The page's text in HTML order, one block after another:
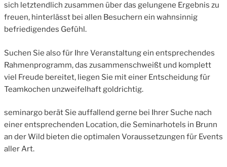
sich letztendlich zusammen über das gelungene Ergebnis zu
freuen, hinterlässt bei allen Besuchern ein wahnsinnig
befriedigendes Gefühl.
Suchen Sie also für Ihre Veranstaltung ein entsprechendes
Rahmenprogramm, das zusammenschweißt und komplett
viel Freude bereitet, liegen Sie mit einer Entscheidung für
Teamkochen unzweifelhaft goldrichtig.
seminargo berät Sie auffallend gerne bei Ihrer Suche nach
einer entsprechenden Location, die Seminarhotels in Brunn
an der Wild bieten die optimalen Voraussetzungen für Events
aller Art.